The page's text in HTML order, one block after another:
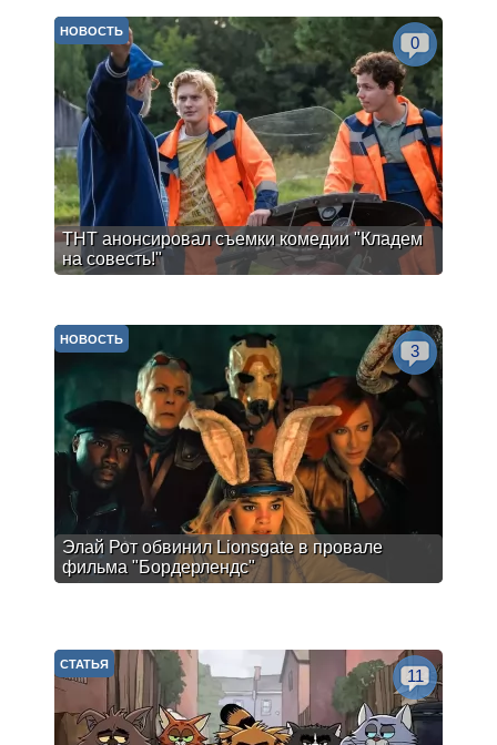
ТНТ анонсировал съемки комедии "Кладем
на совесть!"
НОВОСТЬ
0
Элай Рот обвинил Lionsgate в провале
фильма "Бордерлендс"
НОВОСТЬ
3
СТАТЬЯ
11